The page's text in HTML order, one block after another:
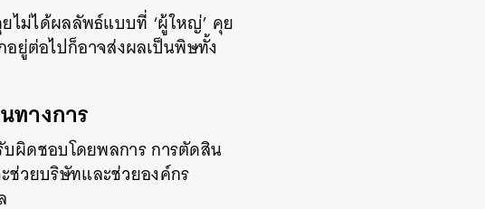
ไม่ได้ผลลัพธ์แบบที่ ‘ผู้ใหญ่’ คุย
อยู่ต่อไปก็อาจส่งผลเป็นพิษทั้ง
ทางการ
ผิดชอบโดยพลการ การตัดสิน
ช่วยบริษัทและช่วยองค์กร